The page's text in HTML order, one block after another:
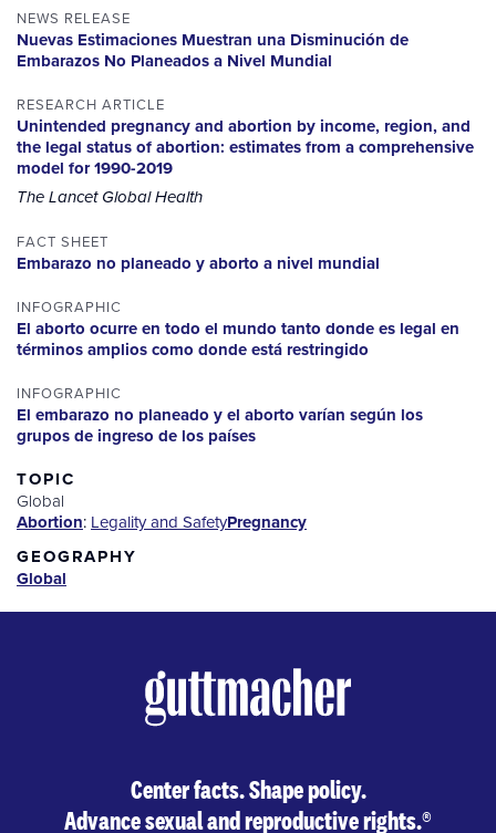
NEWS RELEASE
Nuevas Estimaciones Muestran una Disminución de
Embarazos No Planeados a Nivel Mundial
RESEARCH ARTICLE
Unintended pregnancy and abortion by income, region, and
the legal status of abortion: estimates from a comprehensive
model for 1990-2019
The Lancet Global Health
FACT SHEET
Embarazo no planeado y aborto a nivel mundial
INFOGRAPHIC
El aborto ocurre en todo el mundo tanto donde es legal en
términos amplios como donde está restringido
INFOGRAPHIC
El embarazo no planeado y el aborto varían según los
grupos de ingreso de los países
TOPIC
Global
Abortion: Legality and SafetyPregnancy
GEOGRAPHY
Global
Center facts. Shape policy.
Advance sexual and reproductive rights.®